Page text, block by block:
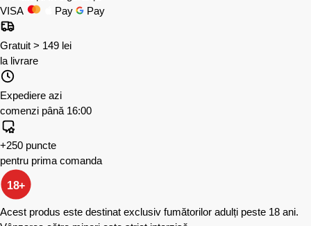
VISA
Pay Pay
Gratuit > 149 lei
la livrare
Expediere azi
comenzi până 16:00
+250 puncte
pentru prima comanda
18+
Acest produs este destinat exclusiv fumătorilor adulți peste 18 ani.